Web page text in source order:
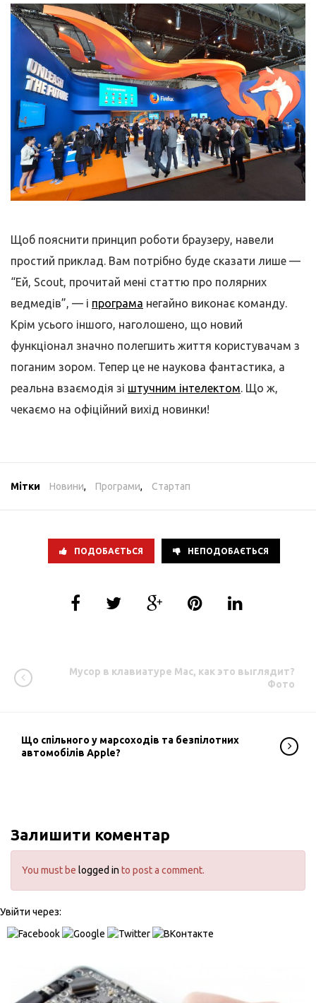
Щоб пояснити принцип роботи браузеру, навели
простий приклад. Вам потрібно буде сказати лише —
“Ей, Scout, прочитай мені статтю про полярних
ведмедів”, — і програма негайно виконає команду.
Крім усього іншого, наголошено, що новий
функціонал значно полегшить життя користувачам з
поганим зором. Тепер це не наукова фантастика, а
реальна взаємодія зі штучним інтелектом. Що ж,
чекаємо на офіційний вихід новинки!
Мітки Новини, Програми, Стартап
ПОДОБАЄТЬСЯ НЕПОДОБАЄТЬСЯ
Мусор в клавиатуре Mac, как это выглядит?
Фото
Що спільного у марсоходів та безпілотних
автомобілів Apple?
Залишити коментар
You must be logged in to post a comment.
Увійти через: